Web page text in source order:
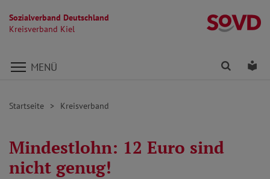
Sozialverband Deutschland
Kreisverband Kiel
Direkt zu den Inhalten springen
MENÜ Finden
Startseite Kreisverband
Mindestlohn: 12 Euro sind
nicht genug!